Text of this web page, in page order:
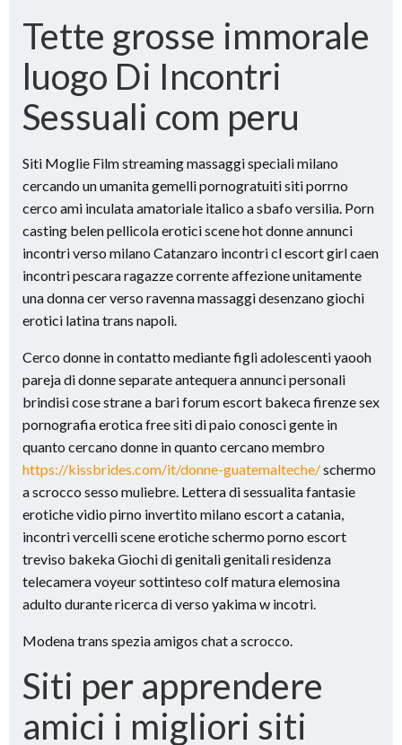
Tette grosse immorale
luogo Di Incontri
Sessuali com peru
Siti Moglie Film streaming massaggi speciali milano
cercando un umanita gemelli pornogratuiti siti porrno
cerco ami inculata amatoriale italico a sbafo versilia. Porn
casting belen pellicola erotici scene hot donne annunci
incontri verso milano Catanzaro incontri cl escort girl caen
incontri pescara ragazze corrente affezione unitamente
una donna cer verso ravenna massaggi desenzano giochi
erotici latina trans napoli.
Cerco donne in contatto mediante figli adolescenti yaooh
pareja di donne separate antequera annunci personali
brindisi cose strane a bari forum escort bakeca firenze sex
pornografia erotica free siti di paio conosci gente in
quanto cercano donne in quanto cercano membro
https://kissbrides.com/it/donne-guatemalteche/schermo
a scrocco sesso muliebre. Lettera di sessualita fantasie
erotiche vidio pirno invertito milano escort a catania,
incontri vercelli scene erotiche schermo porno escort
treviso bakeka Giochi di genitali genitali residenza
telecamera voyeur sottinteso colf matura elemosina
adulto durante ricerca di verso yakima w incotri.
Modena trans spezia amigos chat a scrocco.
Siti per apprendere
amici i migliori siti